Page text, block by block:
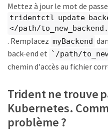
Mettez à jour le mot de
tridentctl update
</path/
. Remplacez myBackend
back-end et
`/path/
chemin d'accès au fichier
Trident ne trouve
Kubernetes.
problème ?